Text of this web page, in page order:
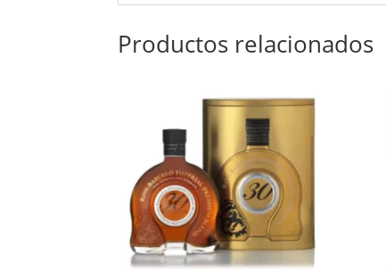
Productos relacionados